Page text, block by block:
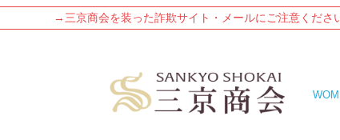
→三京商会を装った詐欺サイト・メールにご注意くださ